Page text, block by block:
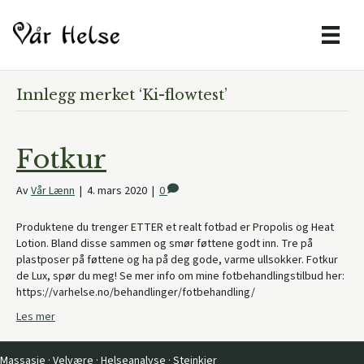
Innlegg merket ‘Ki-flowtest’
Fotkur
AvVår Lænn | 4. mars 2020 | 0
Produktene du trenger ETTER et realt fotbad er Propolis og Heat
Lotion. Bland disse sammen og smør føttene godt inn. Tre på
plastposer på føttene og ha på deg gode, varme ullsokker. Fotkur
de Lux, spør du meg! Se mer info om mine fotbehandlingstilbud her:
https://varhelse.no/behandlinger/fotbehandling/
Les mer